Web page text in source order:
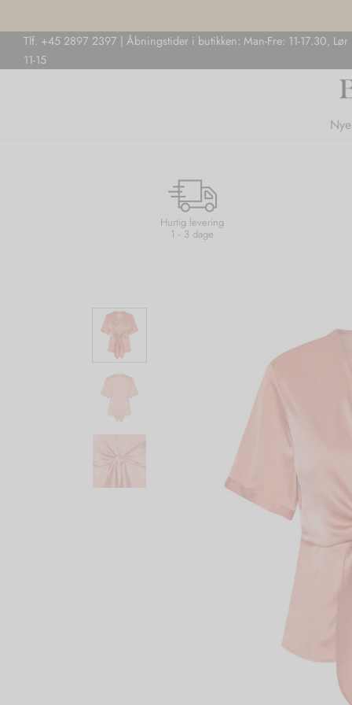
Tlf. +45 2897 2397 | Åbningstider i butikken: Man-Fre: 11-17.30, Lør
11-15
Hurtig levering
1 - 3 dage